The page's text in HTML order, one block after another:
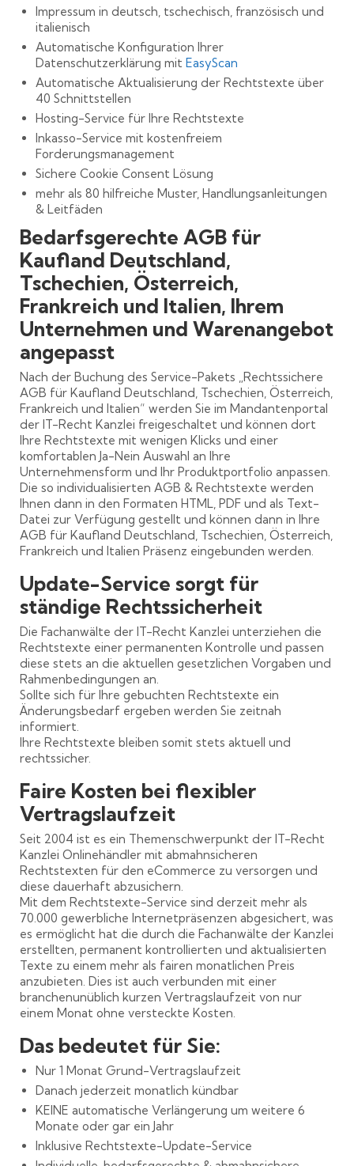
Impressum in deutsch, tschechisch, französisch und
italienisch
Automatische Konfiguration Ihrer
Datenschutzerklärung mit EasyScan
Automatische Aktualisierung der Rechtstexte über
40 Schnittstellen
Hosting-Service für Ihre Rechtstexte
Inkasso-Service mit kostenfreiem
Forderungsmanagement
Sichere Cookie Consent Lösung
mehr als 80 hilfreiche Muster, Handlungsanleitungen
& Leitfäden
Bedarfsgerechte AGB für
Kaufland Deutschland,
Tschechien, Österreich,
Frankreich und Italien, Ihrem
Unternehmen und Warenangebot
angepasst
Nach der Buchung des Service-Pakets „Rechtssichere
AGB für Kaufland Deutschland, Tschechien, Österreich,
Frankreich und Italien“ werden Sie im Mandantenportal
der IT-Recht Kanzlei freigeschaltet und können dort
Ihre Rechtstexte mit wenigen Klicks und einer
komfortablen Ja-Nein Auswahl an Ihre
Unternehmensform und Ihr Produktportfolio anpassen.
Die so individualisierten AGB & Rechtstexte werden
Ihnen dann in den Formaten HTML, PDF und als Text-
Datei zur Verfügung gestellt und können dann in Ihre
AGB für Kaufland Deutschland, Tschechien, Österreich,
Frankreich und Italien Präsenz eingebunden werden.
Update-Service sorgt für
ständige Rechtssicherheit
Die Fachanwälte der IT-Recht Kanzlei unterziehen die
Rechtstexte einer permanenten Kontrolle und passen
diese stets an die aktuellen gesetzlichen Vorgaben und
Rahmenbedingungen an.
Sollte sich für Ihre gebuchten Rechtstexte ein
Änderungsbedarf ergeben werden Sie zeitnah
informiert.
Ihre Rechtstexte bleiben somit stets aktuell und
rechtssicher.
Faire Kosten bei flexibler
Vertragslaufzeit
Seit 2004 ist es ein Themenschwerpunkt der IT-Recht
Kanzlei Onlinehändler mit abmahnsicheren
Rechtstexten für den eCommerce zu versorgen und
diese dauerhaft abzusichern.
Mit dem Rechtstexte-Service sind derzeit mehr als
70.000 gewerbliche Internetpräsenzen abgesichert, was
es ermöglicht hat die durch die Fachanwälte der Kanzlei
erstellten, permanent kontrollierten und aktualisierten
Texte zu einem mehr als fairen monatlichen Preis
anzubieten. Dies ist auch verbunden mit einer
branchenunüblich kurzen Vertragslaufzeit von nur
einem Monat ohne versteckte Kosten.
Das bedeutet für Sie:
Nur 1 Monat Grund-Vertragslaufzeit
Danach jederzeit monatlich kündbar
KEINE automatische Verlängerung um weitere 6
Monate oder gar ein Jahr
Inklusive Rechtstexte-Update-Service